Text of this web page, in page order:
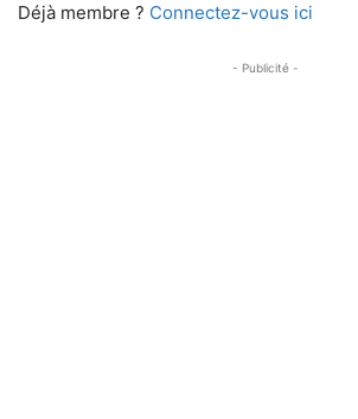
Déjà membre ? Connectez-vous ici
- Publicité -